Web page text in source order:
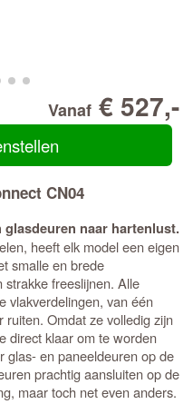
Vanaf € 527,-
CN04
naar hartenlust.
heeft elk model een eigen
smalle en brede
freeslijnen. Alle
vlakverdelingen, van één
Omdat ze volledig zijn
direct klaar om te worden
glas- en paneeldeuren op de
prachtig aansluiten op de
maar toch net even anders.